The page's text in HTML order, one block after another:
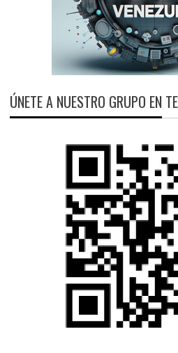
ÚNETE A NUESTRO GRUPO EN